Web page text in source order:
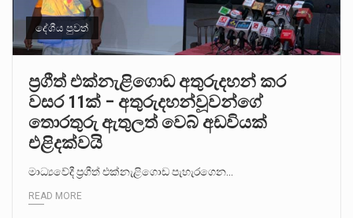
අගෝස්තු මස දෙවන ඉරිදා ලිට් රූම් සූම් සංවාදය පැවැත්වෙන්නේ "කතා කරන මහ වැව" නම් නකතාවක්…
දේශීය පුවත්
ප්‍රගීත් එක්නැළිගොඩ අතුරුදහන් කර
වසර 11ක් – අතුරුදහන්වූවන්ගේ
තොරතුරු ඇතුලත් වෙබ් අඩවියක්
එළිදක්වයි
මාධ්‍යවේදී ප්‍රගීත් එක්නැළිගොඩ පැහැරගෙන…
READ MORE